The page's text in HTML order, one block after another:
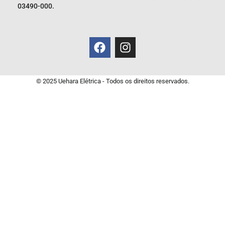
03490-000.
© 2025 Uehara Elétrica - Todos os direitos reservados.